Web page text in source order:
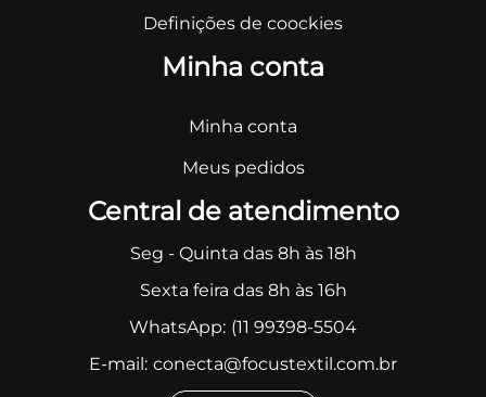
Definições de coockies
Minha conta
Minha conta
Meus pedidos
Central de atendimento
Seg - Quinta das 8h às 18h
Sexta feira das 8h às 16h
WhatsApp: (11 99398-5504
E-mail: conecta@focustextil.com.br